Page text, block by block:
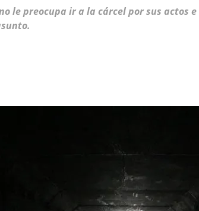
le preocupa ir a la cárcel por sus actos